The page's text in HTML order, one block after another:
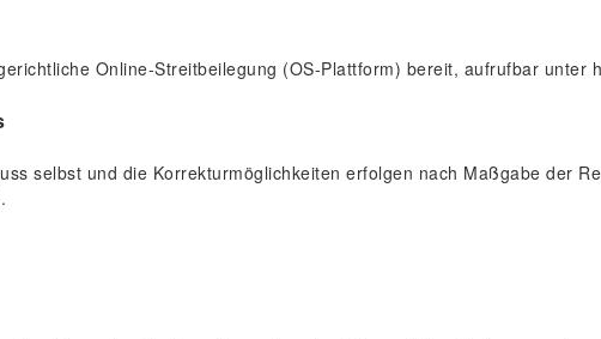
Online-Streitbeilegung (OS-Plattform) bereit, aufrufbar unter
selbst und die Korrekturmöglichkeiten erfolgen nach Maßgabe der